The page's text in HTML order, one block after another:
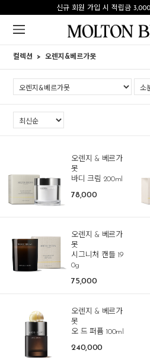
신규 회원 가입 시 적립금
컬렉션 오렌지&베르가못
오렌지 & 베르가
못
바디 크림 200ml
78,000
오렌지 & 베르가
못
시그니처 캔들 19
0g
75,000
오렌지 & 베르가
못
오 드 퍼퓸 100ml
240,000